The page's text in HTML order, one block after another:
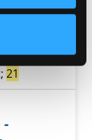
diesem
21
-